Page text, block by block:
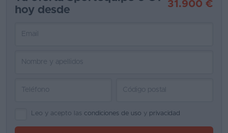
Vender
Blog
Ventas
de
hoy desde
31.900 €
Leo y acepto las condiciones de uso y privacidad